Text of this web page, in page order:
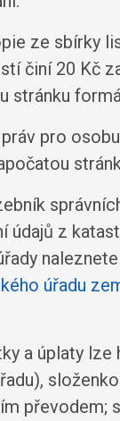
ze sbírky
činí 20 Kč
stránku
pro
údajů z
naleznete
úřadu
a úplaty lze
převodem;